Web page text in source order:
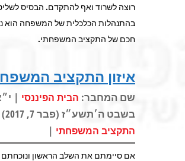
רוצה לשרוד ואף להתקדם. הבסיס
בהתנהלות הכלכלית של המשפחה הוא
חכם של התקציב המשפחתי.
איזון התקציב
שם המחבר: הבית הפיננסי |
בשבט ה׳תשע״ז (פבר 7, 2017) |
התקציב המשפחתי |
אם סיימתם את השלב הראשון